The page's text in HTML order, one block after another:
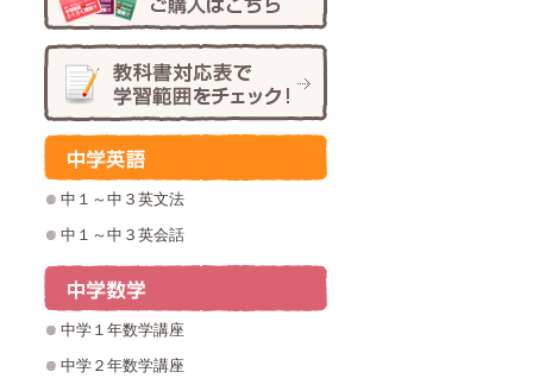
中１～中３英文法
中１～中３英会話
中学１年数学講座
中学２年数学講座